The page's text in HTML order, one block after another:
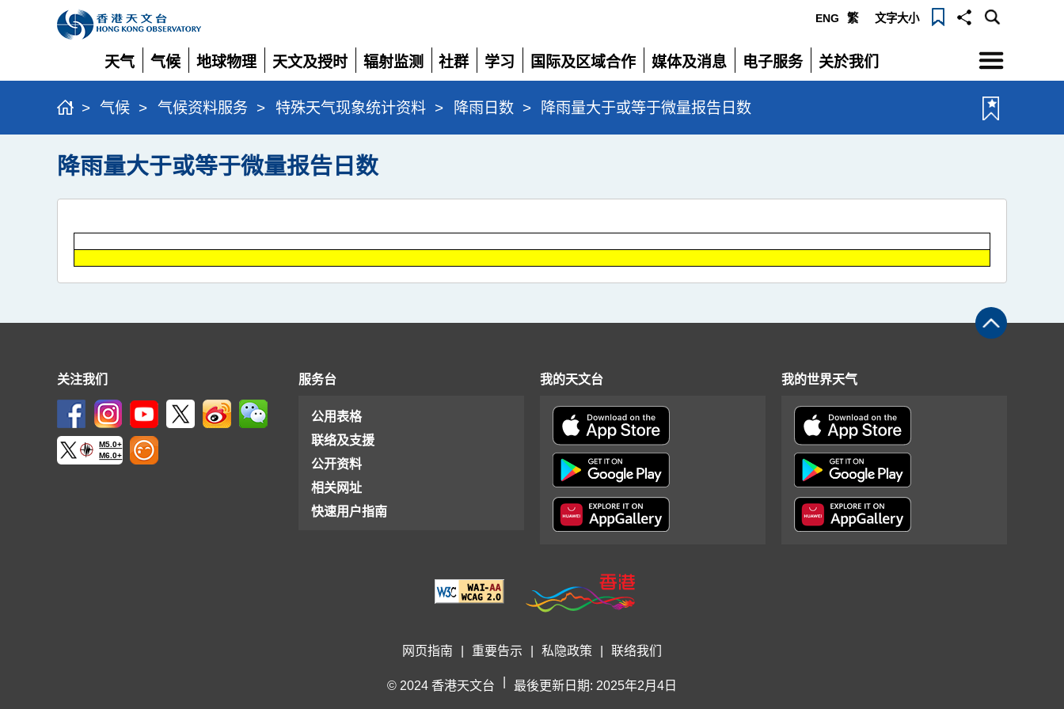
ENG 繁 文字大小
天气
展
开
气候
展
开
地球物理
展
开
天文及授时
展
开
辐射监测
展
开
社群
展
开
学习
展
开
国际及区域合作
展
开
媒体及消息
展
开
电子服务
展
开
关於我们
展
选
单
> 气候 > 气候资料服务 > 特殊天气现象统计资料 > 降雨日数 > 降雨量大于或等于微量报告日数
降雨量大于或等于微量报告日数
关注我们
M5.0+
M6.0+
服务台
公用表格
联络及支援
公开资料
相关网址
快速用户指南
我的天文台 我的世界天气
网页指南 重要告示 私隐政策 联络我们
© 2024 香港天文台 最後更新日期: 2025年2月4日